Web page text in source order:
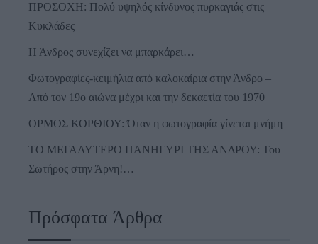
ΠΡΟΣΟΧΗ: Πολύ υψηλός κίνδυνος πυρκαγιάς στις
Κυκλάδες
Η Άνδρος συνεχίζει να μπαρκάρει…
Φωτογραφίες-κειμήλια από καλοκαίρια στην Άνδρο –
Από τον 19ο αιώνα μέχρι και την δεκαετία του 1970
ΟΡΜΟΣ ΚΟΡΘΙΟΥ: Όταν η φωτογραφία γίνεται μνήμη
ΤΟ ΜΕΓΑΛΥΤΕΡΟ ΠΑΝΗΓΥΡΙ ΤΗΣ ΑΝΔΡΟΥ: Του
Σωτήρος στην Άρνη!…
Πρόσφατα Άρθρα